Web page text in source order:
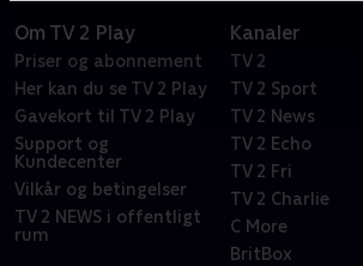
Om TV 2 Play
Priser og abonnement
Her kan du se TV 2 Play
Gavekort til TV 2 Play
Support og
Kundecenter
Vilkår og betingelser
TV 2 NEWS i offentligt
rum
Kanaler
TV 2
TV 2 Sport
TV 2 News
TV 2 Echo
TV 2 Fri
TV 2 Charlie
C More
BritBox